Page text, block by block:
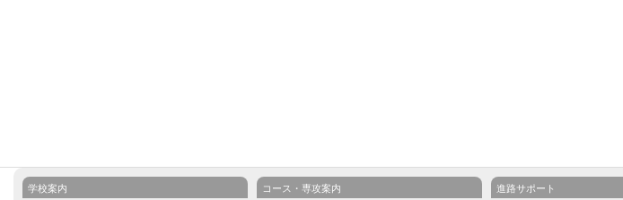
学校案内
コース・専攻案内
進路サポート